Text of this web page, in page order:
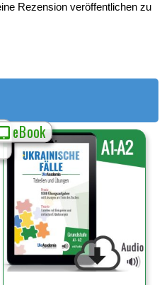
Rezension veröffentlichen zu
eBook